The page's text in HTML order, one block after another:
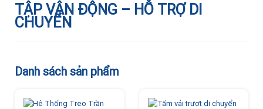
TẬP VẬN ĐỘNG – HỖ TRỢ DI
CHUYỂN
Danh sách sản phẩm